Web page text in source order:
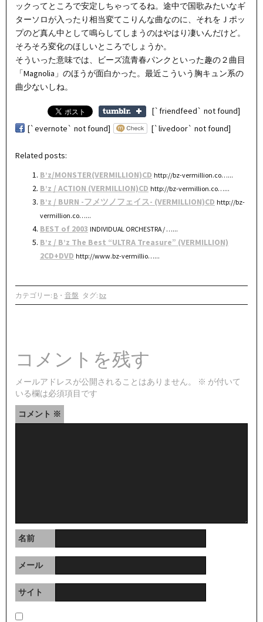
ックってところで安定しちゃってるね。途中で国歌みたいなギ
ターソロが入ったり相当変てこりんな曲なのに、それをＪポッ
プのど真ん中として鳴らしてしまうのはやはり凄いんだけど。
そろそろ変化のほしいところでしょうか。
そういった意味では、ビーズ流青春パンクといった趣の２曲目
「Magnolia」のほうが面白かった。最近こういう胸キュン系の
曲少ないしね。
[`friendfeed` not found]
[`evernote` not found]
[`livedoor` not found]
Related posts:
B’z/MONSTER(VERMILLION)CD http://bz-vermillion.co…...
B’z / ACTION (VERMILLION)CD http://bz-vermillion.co…...
B’z / BURN -フメツノフェイス- (VERMILLION)CD http://bz-
vermillion.co…...
BEST of 2003 INDIVIDUAL ORCHESTRA / …...
B’z / B’z The Best “ULTRA Treasure” (VERMILLION)
2CD+DVD http://www.bz-vermillio…...
カテゴリー: B ・ 音盤 タグ: bz
コメントを残す
メールアドレスが公開されることはありません。 ※ が付いて
いる欄は必須項目です
コメント ※
名前
メール
サイト